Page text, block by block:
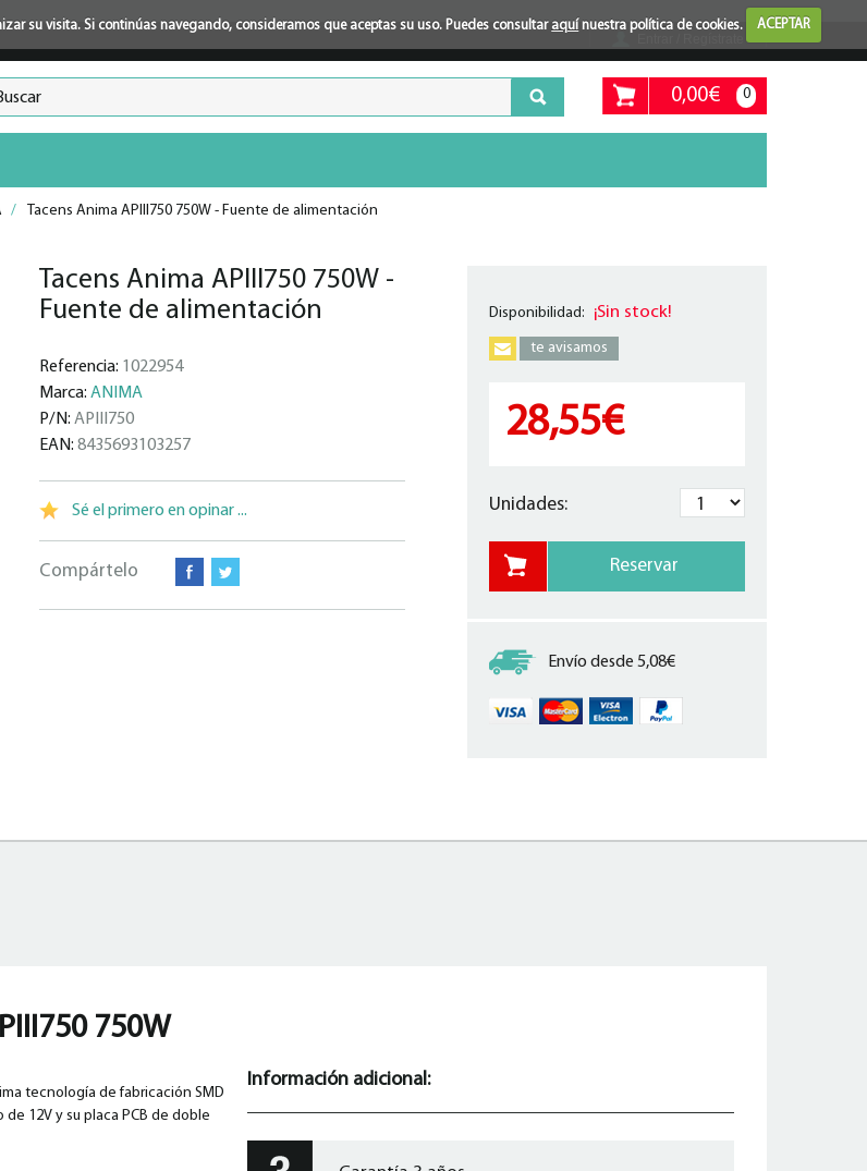
su visita. Si continúas navegando, consideramos que aceptas su uso. Puedes consultar aquínuestra política de cookies. ACEPTAR
0,00€ 0
/ Tacens Anima APIII750 750W - Fuente de alimentación
Tacens Anima APIII750 750W -
Fuente de alimentación
Referencia: 1022954
Marca: ANIMA
P/N: APIII750
EAN: 8435693103257
Sé el primero en opinar ...
Compártelo
Disponibilidad: ¡Sin stock!
te avisamos
28,55€
Unidades:
Envío desde 5,08€
750W
tecnología de fabricación SMD
12V y su placa PCB de doble
Información adicional: